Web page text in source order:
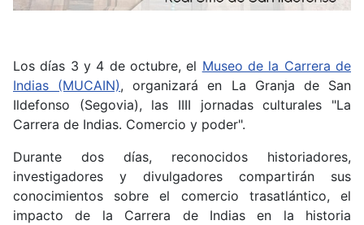
Los días 3 y 4 de octubre, el Museo de la Carrera de
Indias (MUCAIN), organizará en La Granja de San
Ildefonso (Segovia), las IIII jornadas culturales "La
Carrera de Indias. Comercio y poder".
Durante dos días, reconocidos historiadores,
investigadores y divulgadores compartirán sus
conocimientos sobre el comercio trasatlántico, el
impacto de la Carrera de Indias en la historia